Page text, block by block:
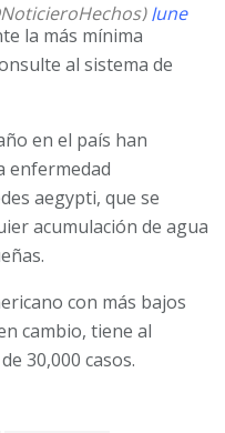
June
la más mínima
al sistema de
en el país han
enfermedad
aegypti, que se
acumulación de agua
con más bajos
cambio, tiene al
30,000 casos.